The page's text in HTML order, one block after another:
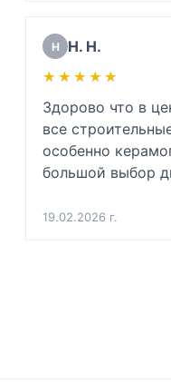
Н Н. Н.
★★★★★
★★★★★
Здорово что в
все
особенно
большой выбор
19.02.2026 г.